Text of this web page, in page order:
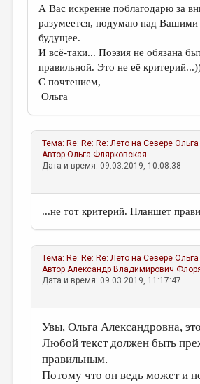
А Вас искренне поблагодарю за
разумеется, подумаю над Вашими
будущее.
И всё-таки... Поэзия не обязана
правильной. Это не её
С почтением,
Ольга
Тема: Re: Re: Re: Лето на Севере
АвторОльга Флярковская
Дата и время: 09.03.2019, 10:08:38
...не тот критерий. Планшет
Тема: Re: Re: Re: Лето на Севере
АвторАлександр Владимирович
Дата и время: 09.03.2019, 11:17:47
Увы, Ольга Александровна,
Любой текст должен быть
правильным.
Потому что он ведь может и